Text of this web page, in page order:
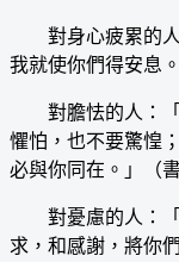
對身心疲累的人
我就使你們得安息
對膽怯的人：「
懼怕，也不要驚惶
必與你同在。」（書
對憂慮的人：「
求，和感謝，將你